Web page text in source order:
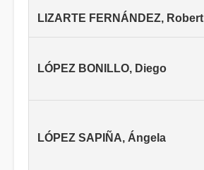
LIZARTE FERNÁNDEZ, Robert
LÓPEZ BONILLO, Diego
LÓPEZ SAPIÑA, Ángela